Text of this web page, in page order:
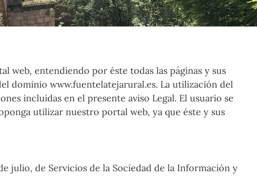
web, entendiendo por éste todas las páginas y sus
dominio www.fuentelatejarural.es. La utilización del
incluidas en el presente aviso Legal. El usuario se
utilizar nuestro portal web, ya que éste y sus
julio, de Servicios de la Sociedad de la Información y